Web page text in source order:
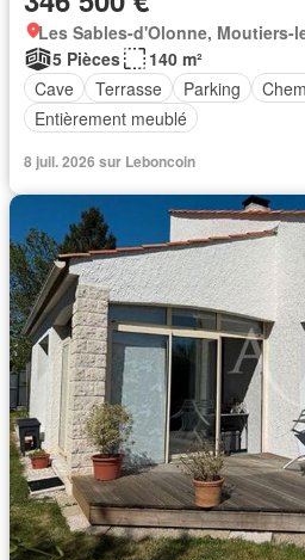
Les Sables-d'Olonne, Moutiers-
5 Pièces
140 m²
Cave
Terrasse Parking
Entièrement meublé
8 juil. 2026 sur Leboncoin